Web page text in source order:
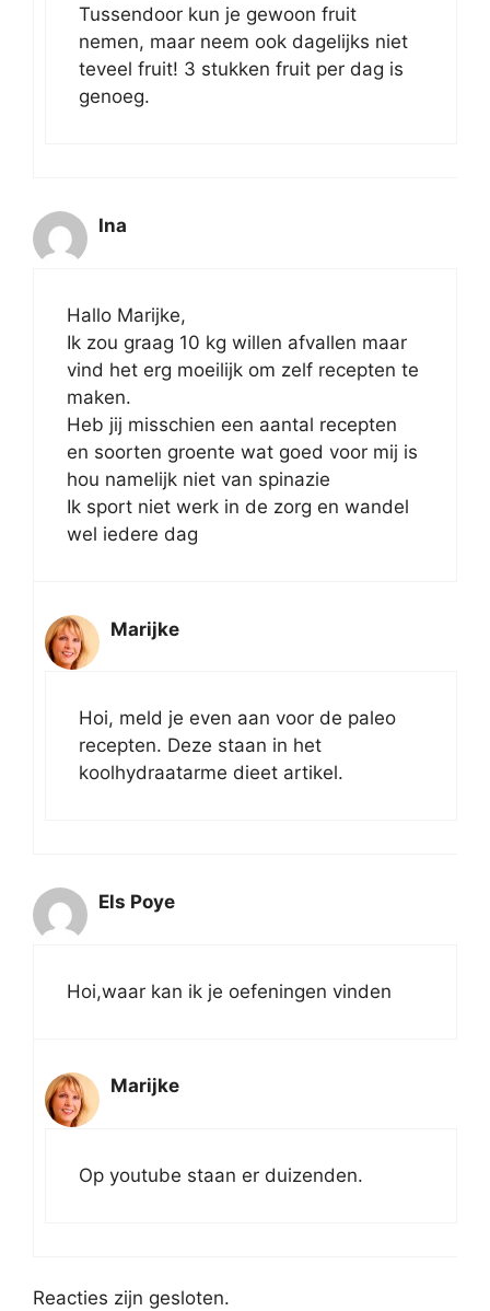
Tussendoor kun je gewoon fruit
nemen, maar neem ook dagelijks niet
teveel fruit! 3 stukken fruit per dag is
genoeg.
Ina
Hallo Marijke,
Ik zou graag 10 kg willen afvallen maar
vind het erg moeilijk om zelf recepten te
maken.
Heb jij misschien een aantal recepten
en soorten groente wat goed voor mij is
hou namelijk niet van spinazie
Ik sport niet werk in de zorg en wandel
wel iedere dag
Marijke
Hoi, meld je even aan voor de paleo
recepten. Deze staan in het
koolhydraatarme dieet artikel.
Els Poye
Hoi,waar kan ik je oefeningen vinden
Marijke
Op youtube staan er duizenden.
Reacties zijn gesloten.